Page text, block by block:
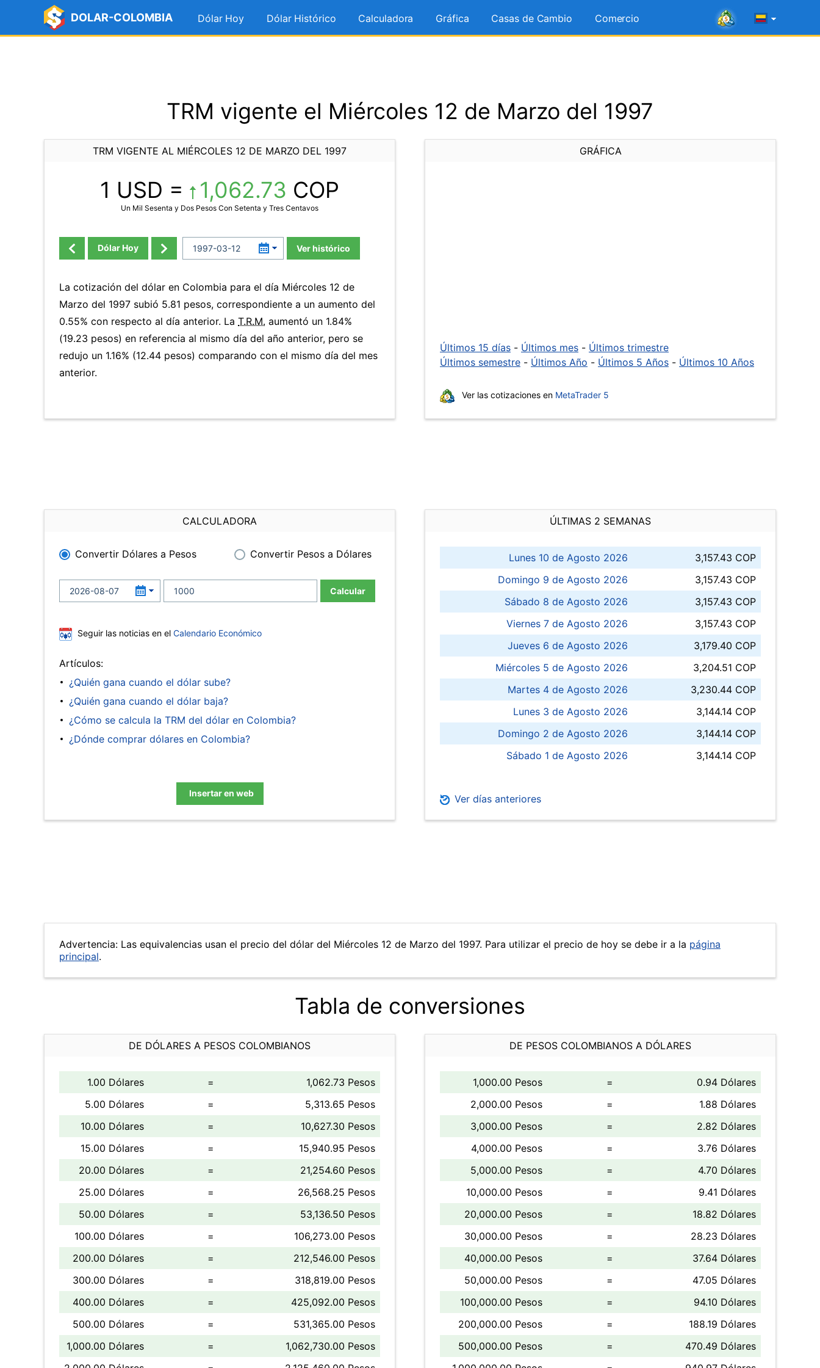
DOLAR-COLOMBIA Dólar Hoy Dólar Histórico Calculadora Gráfica Casas de Cambio Comercio
TRM vigente el Miércoles 12 de Marzo del 1997
TRM VIGENTE AL MIÉRCOLES 12 DE MARZO DEL 1997
1 USD = 1,062.73 COP
Un Mil Sesenta y Dos Pesos Con Setenta y Tres Centavos
Dólar Hoy Ver histórico
La cotización del dólar en Colombia para el día Miércoles 12 de
Marzo del 1997 subió 5.81 pesos, correspondiente a un aumento del
0.55% con respecto al día anterior. La T.R.M. aumentó un 1.84%
(19.23 pesos) en referencia al mismo día del año anterior, pero se
redujo un 1.16% (12.44 pesos) comparando con el mismo día del mes
anterior.
GRÁFICA
Últimos 15 días - Últimos mes - Últimos trimestre
Últimos semestre - Últimos Año - Últimos 5 Años - Últimos 10 Años
Ver las cotizaciones en MetaTrader 5
CALCULADORA
Convertir Dólares a Pesos Convertir Pesos a Dólares
Calcular
Seguir las noticias en el Calendario Económico
Artículos:
¿Quién gana cuando el dólar sube?
¿Quién gana cuando el dólar baja?
¿Cómo se calcula la TRM del dólar en Colombia?
¿Dónde comprar dólares en Colombia?
Insertar en web
ÚLTIMAS 2 SEMANAS
Lunes 10 de Agosto 2026
3,157.43 COP
Domingo 9 de Agosto 2026
3,157.43 COP
Sábado 8 de Agosto 2026
3,157.43 COP
Viernes 7 de Agosto 2026
3,157.43 COP
Jueves 6 de Agosto 2026
3,179.40 COP
Miércoles 5 de Agosto 2026
3,204.51 COP
Martes 4 de Agosto 2026
3,230.44 COP
Lunes 3 de Agosto 2026
3,144.14 COP
Domingo 2 de Agosto 2026
3,144.14 COP
Sábado 1 de Agosto 2026
3,144.14 COP
Ver días anteriores
Advertencia: Las equivalencias usan el precio del dólar del Miércoles 12 de Marzo del 1997. Para utilizar el precio de hoy se debe ir a la página
principal.
Tabla de conversiones
DE DÓLARES A PESOS COLOMBIANOS
1.00 Dólares =
1,062.73 Pesos
5.00 Dólares
=
5,313.65 Pesos
10.00 Dólares
=
10,627.30 Pesos
15.00 Dólares
=
15,940.95 Pesos
20.00 Dólares
=
21,254.60 Pesos
25.00 Dólares
=
26,568.25 Pesos
50.00 Dólares
=
53,136.50 Pesos
100.00 Dólares
=
106,273.00 Pesos
200.00 Dólares
=
212,546.00 Pesos
300.00 Dólares
=
318,819.00 Pesos
400.00 Dólares
=
425,092.00 Pesos
500.00 Dólares
=
531,365.00 Pesos
1,000.00 Dólares
=
1,062,730.00 Pesos
DE PESOS COLOMBIANOS A DÓLARES
1,000.00 Pesos =
0.94 Dólares
2,000.00 Pesos
=
1.88 Dólares
3,000.00 Pesos
=
2.82 Dólares
4,000.00 Pesos
=
3.76 Dólares
5,000.00 Pesos
=
4.70 Dólares
10,000.00 Pesos
=
9.41 Dólares
20,000.00 Pesos
=
18.82 Dólares
30,000.00 Pesos
=
28.23 Dólares
40,000.00 Pesos
=
37.64 Dólares
50,000.00 Pesos
=
47.05 Dólares
100,000.00 Pesos
=
94.10 Dólares
200,000.00 Pesos
=
188.19 Dólares
500,000.00 Pesos
=
470.49 Dólares